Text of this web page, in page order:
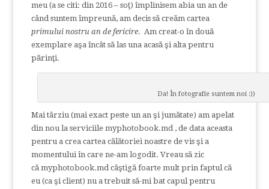
meu (a se citi: din 2016 – soţ) împlinisem abia un an de
când suntem împreună, am decis să creăm cartea
primului nostru an de fericire. Am creat-o în două
exemplare aşa încât să las una acasă şi alta pentru
părinţi.
Da! În fotografie suntem noi :))
Mai târziu (mai exact peste un an şi jumătate) am apelat
din nou la serviciile myphotobook.md , de data aceasta
pentru a crea cartea călătoriei noastre de vis şi a
momentului în care ne-am logodit. Vreau să zic
că myphotobook.md câştigă foarte mult prin faptul că
eu (ca şi client) nu a trebuit să-mi bat capul pentru